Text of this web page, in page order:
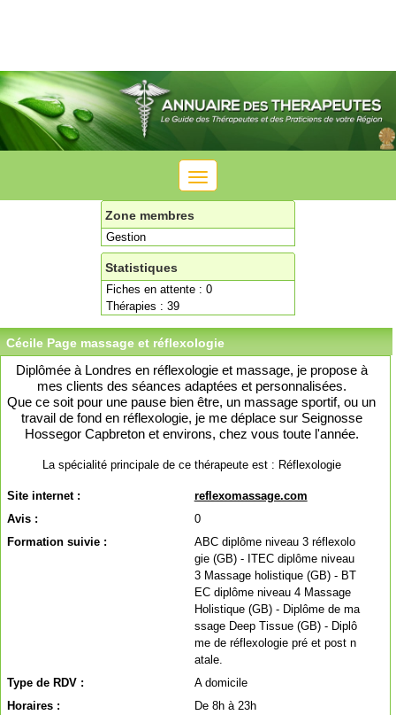
Toggle
navigation
Zone membres
Gestion
Statistiques
Fiches en attente : 0
Thérapies : 39
Cécile Page massage et réflexologie
Diplômée à Londres en réflexologie et massage, je propose à
mes clients des séances adaptées et personnalisées.
Que ce soit pour une pause bien être, un massage sportif, ou un
travail de fond en réflexologie, je me déplace sur Seignosse
Hossegor Capbreton et environs, chez vous toute l'année.
La spécialité principale de ce thérapeute est : Réflexologie
Site internet :
reflexomassage.com
Avis :
0
Formation suivie :
ABC diplôme niveau 3 réflexolo
gie (GB) - ITEC diplôme niveau
3 Massage holistique (GB) - BT
EC diplôme niveau 4 Massage
Holistique (GB) - Diplôme de ma
ssage Deep Tissue (GB) - Diplô
me de réflexologie pré et post n
atale.
Type de RDV :
A domicile
Horaires :
De 8h à 23h